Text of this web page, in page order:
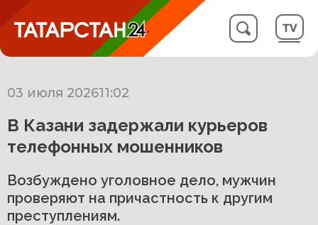
03 июля 202611:02
В Казани задержали курьеров
телефонных мошенников
Возбуждено уголовное дело, мужчин
проверяют на причастность к другим
преступлениям.